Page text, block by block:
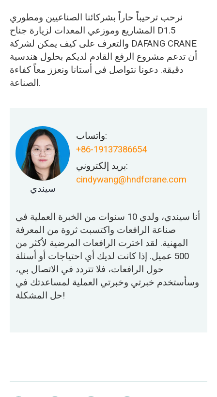
نرحب ترحيباً حاراً بشركائنا الصناعيين ومطوري
المشاريع وموزعي المعدات لزيارة جناح D1.5
والتعرف على كيف يمكن لشركة DAFANG CRANE
أن تدعم مشروع الرفع القادم لديكم بحلول هندسية
دقيقة. دعونا نتواصل في أستانا ونعزز معاً كفاءة
الصناعة.
سيندي
واتساب:
+86-19137386654
بريد إلكتروني:
cindywang@hndfcrane.com
أنا سيندي، ولدي 10 سنوات من الخبرة العملية في
صناعة الرافعات واكتسبت ثروة من المعرفة
المهنية. لقد اخترت الرافعات المرضية لأكثر من
500 عميل. إذا كانت لديك أي احتياجات أو أسئلة
حول الرافعات، فلا تتردد في الاتصال بي،
وسأستخدم خبرتي وخبرتي العملية لمساعدتك في
حل المشكلة!